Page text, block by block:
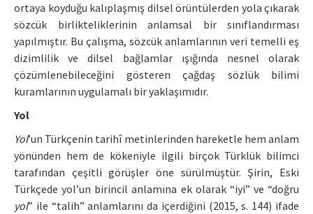
ortaya koyduğu kalıplaşmış dilsel örüntülerden yola çıkarak
sözcük birlikteliklerinin anlamsal bir sınıflandırması
yapılmıştır. Bu çalışma, sözcük anlamlarının veri temelli eş
dizimlilik ve dilsel bağlamlar ışığında nesnel olarak
çözümlenebileceğini gösteren çağdaş sözlük bilimi
kuramlarının uygulamalı bir yaklaşımıdır.
Yol
Yol’un Türkçenin tarihî metinlerinden hareketle hem anlam
yönünden hem de kökeniyle ilgili birçok Türklük bilimci
tarafından çeşitli görüşler öne sürülmüştür. Şirin, Eski
Türkçede yol’un birincil anlamına ek olarak “iyi” ve “doğru
yol” ile “talih” anlamlarını da içerdiğini (2015, s. 144) ifade